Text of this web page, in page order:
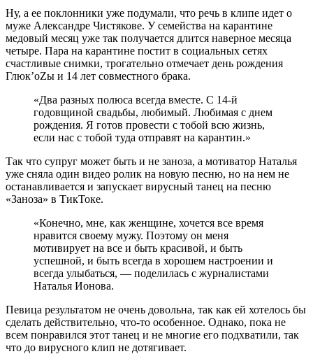
Ну, а ее поклонники уже подумали, что речь в клипе идет о
муже Александре Чистякове. У семейства на карантине
медовый месяц уже так получается длится наверное месяца
четыре. Пара на карантине постит в социальных сетях
счастливые снимки, трогательно отмечает день рождения
Глюк’оZы и 14 лет совместного брака.
«Два разных полюса всегда вместе. С 14-й
годовщиной свадьбы, любимый. Любимая с днем
рождения. Я готов провести с тобой всю жизнь,
если нас с тобой туда отправят на карантин.»
Так что супруг может быть и не заноза, а мотиватор Наталья
уже сняла один видео ролик на новую песню, но на нем не
останавливается и запускает вирусный танец на песню
«Заноза» в ТикТоке.
«Конечно, мне, как женщине, хочется все время
нравится своему мужу. Поэтому он меня
мотивирует на все и быть красивой, и быть
успешной, и быть всегда в хорошем настроении и
всегда улыбаться, — поделилась с журналистами
Наталья Ионова.
Певица результатом не очень довольна, так как ей хотелось бы
сделать действительно, что-то особенное. Однако, пока не
всем понравился этот танец и не многие его подхватили, так
что до вирусного клип не дотягивает.